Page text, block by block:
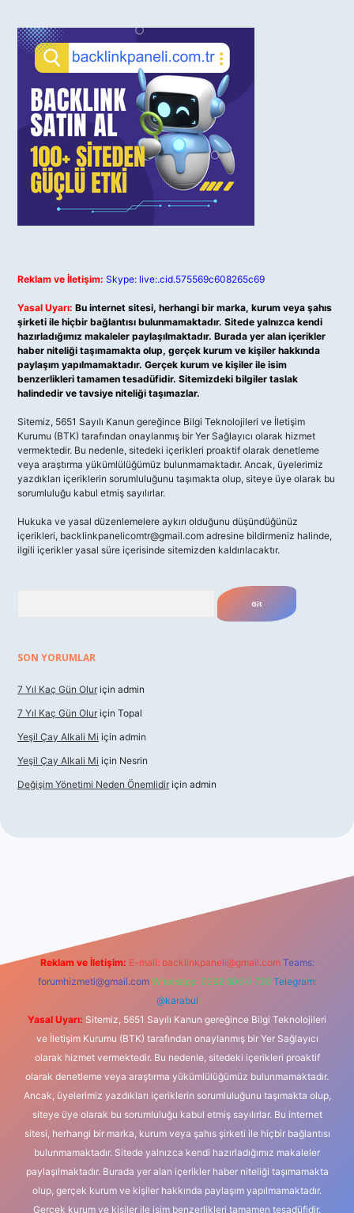
Reklam ve İletişim: Skype: live:.cid.575569c608265c69
Yasal Uyarı: Bu internet sitesi, herhangi bir marka, kurum veya şahıs
şirketi ile hiçbir bağlantısı bulunmamaktadır. Sitede yalnızca kendi
hazırladığımız makaleler paylaşılmaktadır. Burada yer alan içerikler
haber niteliği taşımamakta olup, gerçek kurum ve kişiler hakkında
paylaşım yapılmamaktadır. Gerçek kurum ve kişiler ile isim
benzerlikleri tamamen tesadüfidir. Sitemizdeki bilgiler taslak
halindedir ve tavsiye niteliği taşımazlar.
Sitemiz, 5651 Sayılı Kanun gereğince Bilgi Teknolojileri ve İletişim
Kurumu (BTK) tarafından onaylanmış bir Yer Sağlayıcı olarak hizmet
vermektedir. Bu nedenle, sitedeki içerikleri proaktif olarak denetleme
veya araştırma yükümlülüğümüz bulunmamaktadır. Ancak, üyelerimiz
yazdıkları içeriklerin sorumluluğunu taşımakta olup, siteye üye olarak bu
sorumluluğu kabul etmiş sayılırlar.
Hukuka ve yasal düzenlemelere aykırı olduğunu düşündüğünüz
içerikleri, backlinkpanelicomtr@gmail.com adresine bildirmeniz halinde,
ilgili içerikler yasal süre içerisinde sitemizden kaldırılacaktır.
SON YORUMLAR
7 Yıl Kaç Gün Olur için admin
7 Yıl Kaç Gün Olur için Topal
Yeşil Çay Alkali Mi için admin
Yeşil Çay Alkali Mi için Nesrin
Değişim Yönetimi Neden Önemlidir için admin
Reklam ve İletişim: E-mail: backlinkpaneli@gmail.com Teams:
forumhizmeti@gmail.com Whatsapp: 0262 606 0 726 Telegram:
@karabul
Yasal Uyarı: Sitemiz, 5651 Sayılı Kanun gereğince Bilgi Teknolojileri
ve İletişim Kurumu (BTK) tarafından onaylanmış bir Yer Sağlayıcı
olarak hizmet vermektedir. Bu nedenle, sitedeki içerikleri proaktif
olarak denetleme veya araştırma yükümlülüğümüz bulunmamaktadır.
Ancak, üyelerimiz yazdıkları içeriklerin sorumluluğunu taşımakta olup,
siteye üye olarak bu sorumluluğu kabul etmiş sayılırlar. Bu internet
sitesi, herhangi bir marka, kurum veya şahıs şirketi ile hiçbir bağlantısı
bulunmamaktadır. Sitede yalnızca kendi hazırladığımız makaleler
paylaşılmaktadır. Burada yer alan içerikler haber niteliği taşımamakta
olup, gerçek kurum ve kişiler hakkında paylaşım yapılmamaktadır.
Gerçek kurum ve kişiler ile isim benzerlikleri tamamen tesadüfidir.